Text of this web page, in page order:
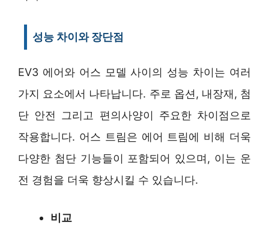
성능 차이와 장단점
EV3 에어와 어스 모델 사이의 성능 차이는 여러
가지 요소에서 나타납니다. 주로 옵션, 내장재, 첨
단 안전 그리고 편의사양이 주요한 차이점으로
작용합니다. 어스 트림은 에어 트림에 비해 더욱
다양한 첨단 기능들이 포함되어 있으며, 이는 운
전 경험을 더욱 향상시킬 수 있습니다.
비교